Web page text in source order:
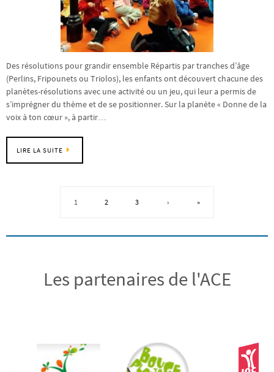
Des résolutions pour grandir ensemble Répartis par tranches d’âge
(Perlins, Fripounets ou Triolos), les enfants ont découvert chacune des
planètes-résolutions avec une activité ou un jeu, qui leur a permis de
s’imprégner du thème et de se positionner. Sur la planète « Donne de la
voix à ton cœur », à partir…
LIRE LA SUITE
1 2 3 › »
Les partenaires de l'ACE